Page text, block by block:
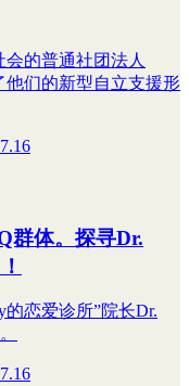
的普通社团法人
他们的新型自立支援形
群体。探寻Dr.
恋爱诊所”院长Dr.